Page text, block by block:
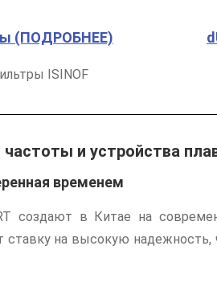
(ПОДРОБНЕЕ)
ISINOF
и устройства
временем
создают в Китае на
ставку на высокую